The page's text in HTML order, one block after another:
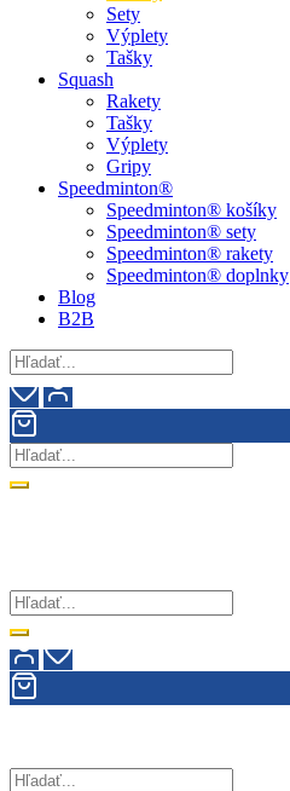
Sety
Výplety
Tašky
Squash
Rakety
Tašky
Výplety
Gripy
Speedminton®
Speedminton® košíky
Speedminton® sety
Speedminton® rakety
Speedminton® doplnky
Blog
B2B